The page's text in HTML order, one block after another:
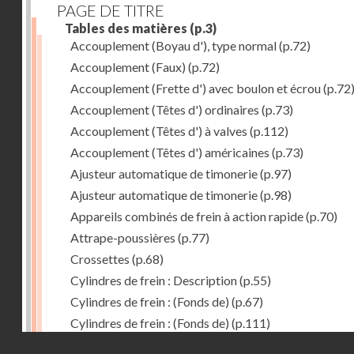
PAGE DE TITRE
Tables des matières (p.3)
Accouplement (Boyau d'), type normal(p.72)
Accouplement (Faux) (p.72)
Accouplement (Frette d') avec boulon et écrou(p.72)
Accouplement (Têtes d') ordinaires (p.73)
Accouplement (Têtes d') à valves (p.112)
Accouplement (Têtes d') américaines (p.73)
Ajusteur automatique de timonerie(p.97)
Ajusteur automatique de timonerie(p.98)
Appareils combinés de frein à action rapide(p.70)
Attrape-poussières (p.77)
Crossettes (p.68)
Cylindres de frein : Description(p.55)
Cylindres de frein : (Fonds de) (p.67)
Cylindres de frein : (Fonds de) (p.111)